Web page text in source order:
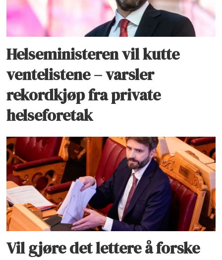
Helseministeren vil kutte
ventelistene – varsler
rekordkjøp fra private
helseforetak
Vil gjøre det lettere å forske